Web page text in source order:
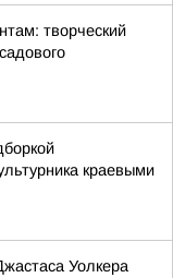
творческий
краевыми
Уолкера